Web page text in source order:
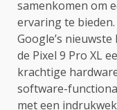
samenkomen om
ervaring te
Google’s
de Pixel 9 Pro XL
krachtige
software-
met een